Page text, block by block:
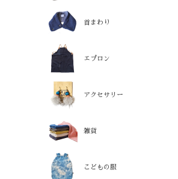
首まわり
エプロン
アクセサリー
雑貨
こどもの服